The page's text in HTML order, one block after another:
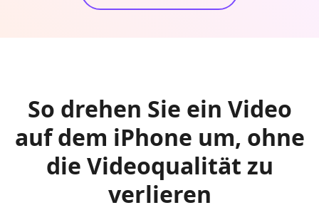
So drehen Sie ein Video
auf dem iPhone um, ohne
die Videoqualität zu
verlieren